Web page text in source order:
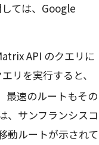
ては、Google
API のクエリに
リを実行すると、
最速のルートもその
、サンフランシスコ
動ルートが示されて